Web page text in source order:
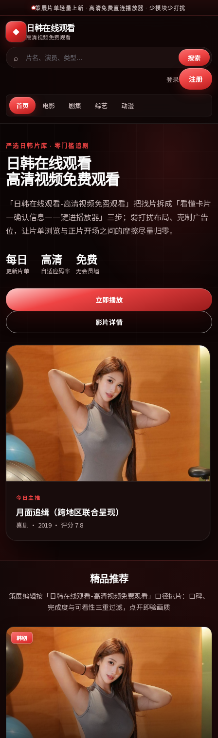
策展片单轻量上新 · 高清免费直连播放器 · 少模块少打扰
◆ 日韩在线观看
高清视频免费观看
首页 电影 剧集 综艺 动漫
⌕ 搜索
登录 注册
严选日韩片库 · 零门槛追剧
日韩在线观看
高清视频免费观看
「日韩在线观看-高清视频免费观看 」把找片拆成「看懂卡片
—确认信息—一键进播放器」三步；弱打扰布局、克制广告
位，让片单浏览与正片开场之间的摩擦尽量归零。
每日
更新片单
高清
自适应码率
免费
无会员墙
立即播放
影片详情
今日主推
月面追缉（跨地区联合呈现）
喜剧 · 2019 · 评分 7.8
精品推荐
策展编辑按「日韩在线观看-高清视频免费观看」口径挑片：口碑、
完成度与可看性三重过滤，点开即验画质
韩剧